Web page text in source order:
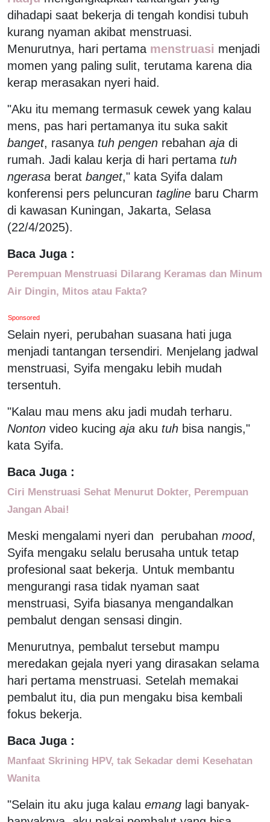
dihadapi saat bekerja di tengah kondisi tubuh
kurang nyaman akibat menstruasi.
Menurutnya, hari pertama menstruasi menjadi
momen yang paling sulit, terutama karena dia
kerap merasakan nyeri haid.
"Aku itu memang termasuk cewek yang kalau
mens, pas hari pertamanya itu suka sakit
banget, rasanya tuh pengen rebahan aja di
rumah. Jadi kalau kerja di hari pertama tuh
ngerasa berat banget," kata Syifa dalam
konferensi pers peluncuran tagline baru Charm
di kawasan Kuningan, Jakarta, Selasa
(22/4/2025).
Baca Juga :
Perempuan Menstruasi Dilarang Keramas dan Minum
Air Dingin, Mitos atau Fakta?
Sponsored
Selain nyeri, perubahan suasana hati juga
menjadi tantangan tersendiri. Menjelang jadwal
menstruasi, Syifa mengaku lebih mudah
tersentuh.
"Kalau mau mens aku jadi mudah terharu.
Nonton video kucing aja aku tuh bisa nangis,"
kata Syifa.
Baca Juga :
Ciri Menstruasi Sehat Menurut Dokter, Perempuan
Jangan Abai!
Meski mengalami nyeri dan perubahan mood,
Syifa mengaku selalu berusaha untuk tetap
profesional saat bekerja. Untuk membantu
mengurangi rasa tidak nyaman saat
menstruasi, Syifa biasanya mengandalkan
pembalut dengan sensasi dingin.
Menurutnya, pembalut tersebut mampu
meredakan gejala nyeri yang dirasakan selama
hari pertama menstruasi. Setelah memakai
pembalut itu, dia pun mengaku bisa kembali
fokus bekerja.
Baca Juga :
Manfaat Skrining HPV, tak Sekadar demi Kesehatan
Wanita
"Selain itu aku juga kalau emang lagi banyak-